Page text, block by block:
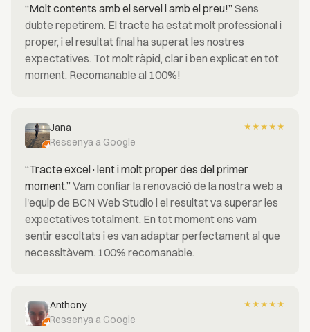
“Molt contents amb el servei i amb el preu!” Sens
dubte repetirem. El tracte ha estat molt professional i
proper, i el resultat final ha superat les nostres
expectatives. Tot molt ràpid, clar i ben explicat en tot
moment. Recomanable al 100%!
Jana
Ressenya a Google
★ ★ ★ ★ ★
“Tracte excel·lent i molt proper des del primer
moment.” Vam confiar la renovació de la nostra web a
l'equip de BCN Web Studio i el resultat va superar les
expectatives totalment. En tot moment ens vam
sentir escoltats i es van adaptar perfectament al que
necessitàvem. 100% recomanable.
Anthony
Ressenya a Google
★ ★ ★ ★ ★